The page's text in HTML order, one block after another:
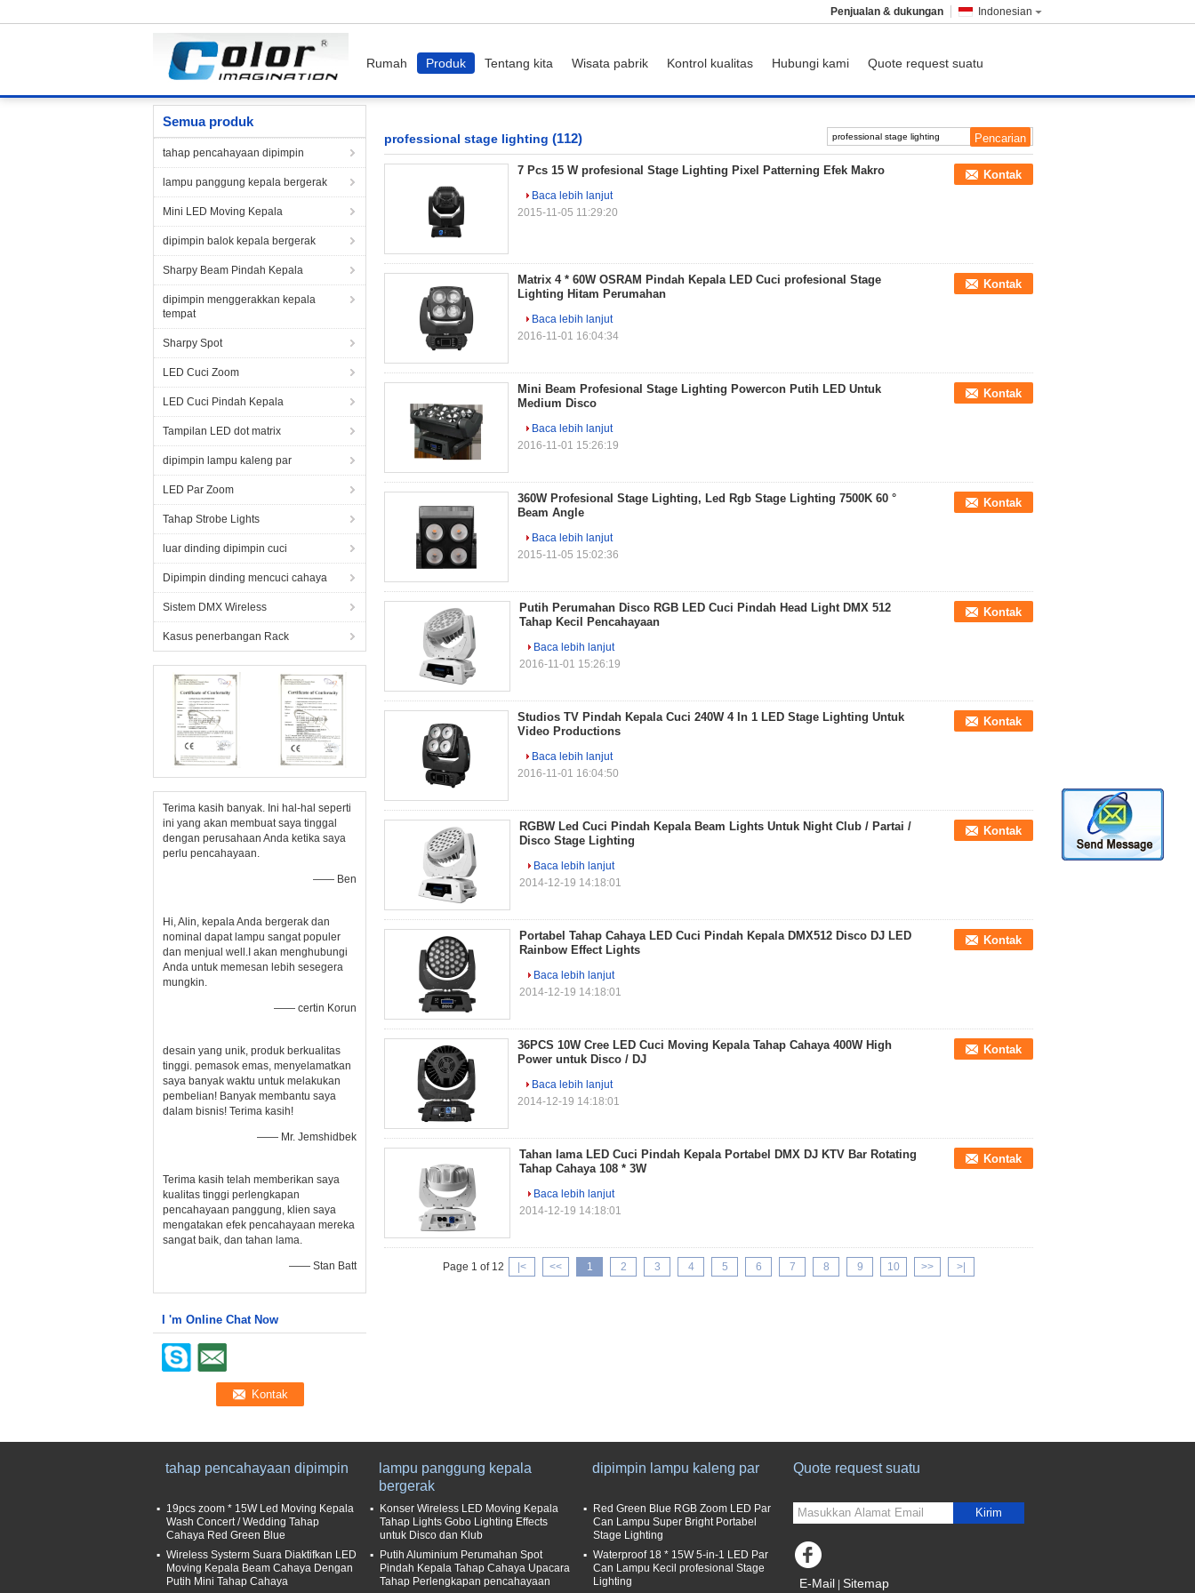
Indonesian
Penjualan & dukungan
Rumah Produk Tentang kita Wisata pabrik Kontrol kualitas Hubungi kami Quote request suatu
Semua produk
tahap pencahayaan dipimpin
lampu panggung kepala bergerak
Mini LED Moving Kepala
dipimpin balok kepala bergerak
Sharpy Beam Pindah Kepala
dipimpin menggerakkan kepala
tempat
Sharpy Spot
LED Cuci Zoom
LED Cuci Pindah Kepala
Tampilan LED dot matrix
dipimpin lampu kaleng par
LED Par Zoom
Tahap Strobe Lights
luar dinding dipimpin cuci
Dipimpin dinding mencuci cahaya
Sistem DMX Wireless
Kasus penerbangan Rack
Terima kasih banyak. Ini hal-hal seperti
ini yang akan membuat saya tinggal
dengan perusahaan Anda ketika saya
perlu pencahayaan.
—— Ben
Hi, Alin, kepala Anda bergerak dan
nominal dapat lampu sangat populer
dan menjual well.I akan menghubungi
Anda untuk memesan lebih sesegera
mungkin.
—— certin Korun
desain yang unik, produk berkualitas
tinggi. pemasok emas, menyelamatkan
saya banyak waktu untuk melakukan
pembelian! Banyak membantu saya
dalam bisnis! Terima kasih!
—— Mr. Jemshidbek
Terima kasih telah memberikan saya
kualitas tinggi perlengkapan
pencahayaan panggung, klien saya
mengatakan efek pencahayaan mereka
sangat baik, dan tahan lama.
—— Stan Batt
I 'm Online Chat Now
professional stage lighting (112)
7 Pcs 15 W profesional Stage Lighting Pixel Patterning Efek Makro Kontak
Baca lebih lanjut
2015-11-05 11:29:20
Matrix 4 * 60W OSRAM Pindah Kepala LED Cuci profesional Stage
Lighting Hitam Perumahan
Kontak
Baca lebih lanjut
2016-11-01 16:04:34
Mini Beam Profesional Stage Lighting Powercon Putih LED Untuk
Medium Disco
Kontak
Baca lebih lanjut
2016-11-01 15:26:19
360W Profesional Stage Lighting, Led Rgb Stage Lighting 7500K 60 °
Beam Angle
Kontak
Baca lebih lanjut
2015-11-05 15:02:36
Putih Perumahan Disco RGB LED Cuci Pindah Head Light DMX 512
Tahap Kecil Pencahayaan
Kontak
Baca lebih lanjut
2016-11-01 15:26:19
Studios TV Pindah Kepala Cuci 240W 4 In 1 LED Stage Lighting Untuk
Video Productions
Kontak
Baca lebih lanjut
2016-11-01 16:04:50
RGBW Led Cuci Pindah Kepala Beam Lights Untuk Night Club / Partai /
Disco Stage Lighting
Kontak
Baca lebih lanjut
2014-12-19 14:18:01
Portabel Tahap Cahaya LED Cuci Pindah Kepala DMX512 Disco DJ LED
Rainbow Effect Lights
Kontak
Baca lebih lanjut
2014-12-19 14:18:01
36PCS 10W Cree LED Cuci Moving Kepala Tahap Cahaya 400W High
Power untuk Disco / DJ
Kontak
Baca lebih lanjut
2014-12-19 14:18:01
Tahan lama LED Cuci Pindah Kepala Portabel DMX DJ KTV Bar Rotating
Tahap Cahaya 108 * 3W
Kontak
Baca lebih lanjut
2014-12-19 14:18:01
Page 1 of 12 |< << 1 2 3 4 5 6 7 8 9 10 >> >|
tahap pencahayaan dipimpin
19pcs zoom * 15W Led Moving Kepala
Wash Concert / Wedding Tahap
Cahaya Red Green Blue
Wireless Systerm Suara Diaktifkan LED
Moving Kepala Beam Cahaya Dengan
Putih Mini Tahap Cahaya
lampu panggung kepala
bergerak
Konser Wireless LED Moving Kepala
Tahap Lights Gobo Lighting Effects
untuk Disco dan Klub
Putih Aluminium Perumahan Spot
Pindah Kepala Tahap Cahaya Upacara
Tahap Perlengkapan pencahayaan
dipimpin lampu kaleng par
Red Green Blue RGB Zoom LED Par
Can Lampu Super Bright Portabel
Stage Lighting
Waterproof 18 * 15W 5-in-1 LED Par
Can Lampu Kecil profesional Stage
Lighting
Quote request suatu
Kirim
E-Mail | Sitemap